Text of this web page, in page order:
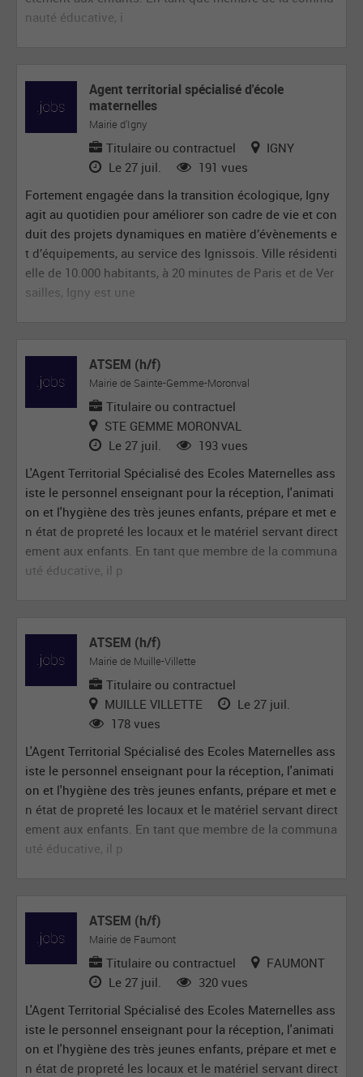
nauté éducative, i
Agent territorial spécialisé d'école
maternelles
Mairie d'Igny
Titulaire ou contractuel
IGNY
Le 27 juil.
191 vues
Fortement engagée dans la transition écologique, Igny
agit au quotidien pour améliorer son cadre de vie et con
duit des projets dynamiques en matière d’évènements e
t d’équipements, au service des Ignissois. Ville résidenti
elle de 10.000 habitants, à 20 minutes de Paris et de Ver
sailles, Igny est une
ATSEM (h/f)
Mairie de Sainte-Gemme-Moronval
Titulaire ou contractuel
STE GEMME MORONVAL
Le 27 juil.
193 vues
L'Agent Territorial Spécialisé des Ecoles Maternelles ass
iste le personnel enseignant pour la réception, l'animati
on et l'hygiène des très jeunes enfants, prépare et met e
n état de propreté les locaux et le matériel servant direct
ement aux enfants. En tant que membre de la communa
uté éducative, il p
ATSEM (h/f)
Mairie de Muille-Villette
Titulaire ou contractuel
MUILLE VILLETTE
Le 27 juil.
178 vues
L'Agent Territorial Spécialisé des Ecoles Maternelles ass
iste le personnel enseignant pour la réception, l'animati
on et l'hygiène des très jeunes enfants, prépare et met e
n état de propreté les locaux et le matériel servant direct
ement aux enfants. En tant que membre de la communa
uté éducative, il p
ATSEM (h/f)
Mairie de Faumont
Titulaire ou contractuel
FAUMONT
Le 27 juil.
320 vues
L'Agent Territorial Spécialisé des Ecoles Maternelles ass
iste le personnel enseignant pour la réception, l'animati
on et l'hygiène des très jeunes enfants, prépare et met e
n état de propreté les locaux et le matériel servant direct